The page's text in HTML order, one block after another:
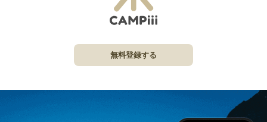
無料登録する